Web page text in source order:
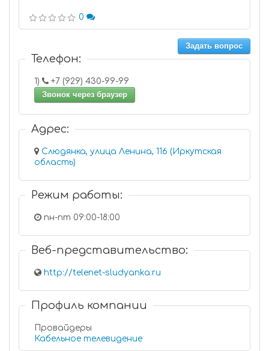
0
Задать вопрос
Телефон:
1)
+7 (929) 430-99-99
Звонок через браузер
Адрес:
Слюдянка, улица Ленина, 116 (Иркутская
область)
Режим работы:
пн-пт 09:00-18:00
Веб-представительство:
http://telenet-sludyanka.ru
Профиль компании
Провайдеры
Кабельное телевидение